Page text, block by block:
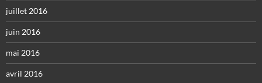
juillet 2016
juin 2016
mai 2016
avril 2016